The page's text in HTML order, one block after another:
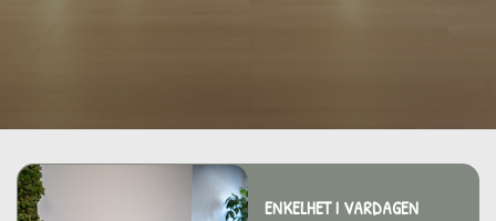
ENKELHET I VARDAGEN